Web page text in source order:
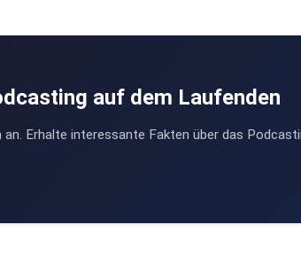
auf dem Laufenden
Erhalte interessante Fakten über das